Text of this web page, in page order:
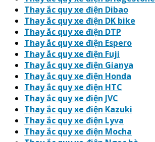
Thay ắc quy xe điện Dibao
Thay ắc quy xe điện DK bike
Thay ắc quy xe điện DTP
Thay ắc quy xe điện Espero
Thay ắc quy xe điện Fuji
Thay ắc quy xe điện Gianya
Thay ắc quy xe điện Honda
Thay ắc quy xe điện HTC
Thay ắc quy xe điện JVC
Thay ắc quy xe điện Kazuki
Thay ắc quy xe điện Lyva
Thay ắc quy xe điện Mocha